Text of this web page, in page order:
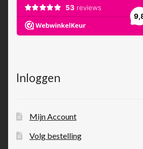
Inloggen
Mijn Account
Volg bestelling